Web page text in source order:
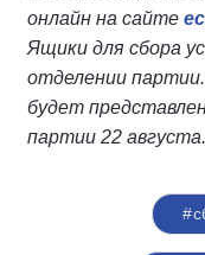
онлайн на сайте
Ящики для сбора
отделении
будет
партии 22 августа.